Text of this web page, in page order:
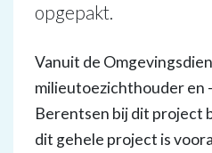
opgepakt.
Vanuit de
milieutoezichthouder en
Berentsen bij dit project
dit gehele project is